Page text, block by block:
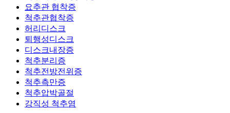
요추관 협착증
척추관협착증
허리디스크
퇴행성디스크
디스크내장증
척추분리증
척추전방전위증
척추측만증
척추압박골절
강직성 척추염